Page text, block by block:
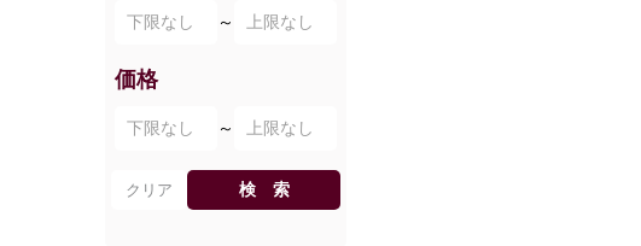
～
価格
～
クリア 検 索